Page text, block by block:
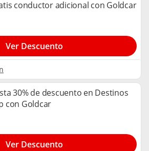
conductor adicional con Goldcar
Ver Descuento
30% de descuento en Destinos
con Goldcar
Ver Descuento